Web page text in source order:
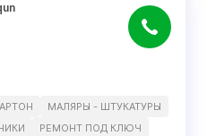
МАЛЯРЫ - ШТУКАТУРЫ
РЕМОНТ ПОД КЛЮЧ